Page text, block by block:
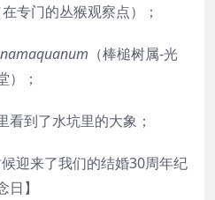
专门的丛猴观察点）；
（棒槌树属-光
）；
到了水坑里的大象；
迎来了我们的结婚30周年纪
日】